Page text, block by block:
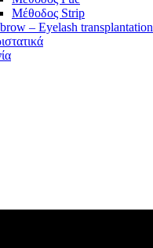
Μέθοδος Strip
– Eyelash transplantation